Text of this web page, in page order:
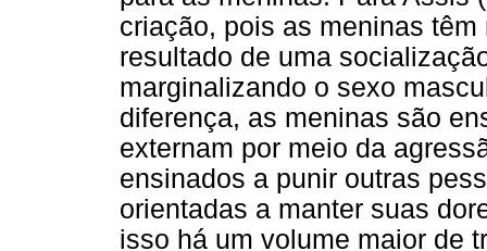
criação, pois as meninas
resultado de uma
marginalizando o sexo
diferença, as meninas são
externam por meio da
ensinados a punir outras
orientadas a manter suas
isso há um volume maior de